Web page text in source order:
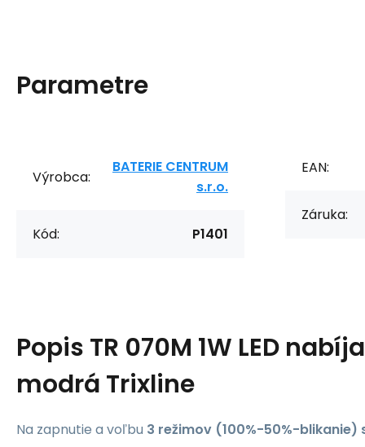
Parametre
Výrobca:
BATERIE CENTRUM
s.r.o.
Kód: P1401
EAN:
Záruka:
Popis TR 070M 1W LED
modrá Trixline
Na zapnutie a voľbu 3 režimov (100%-50%-blikanie)